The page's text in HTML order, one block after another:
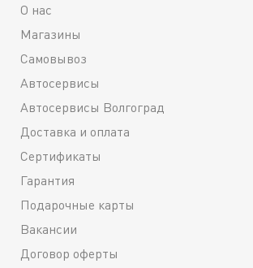
О нас
Магазины
Самовывоз
Автосервисы
Автосервисы Волгоград
Доставка и оплата
Сертификаты
Гарантия
Подарочные карты
Вакансии
Договор оферты